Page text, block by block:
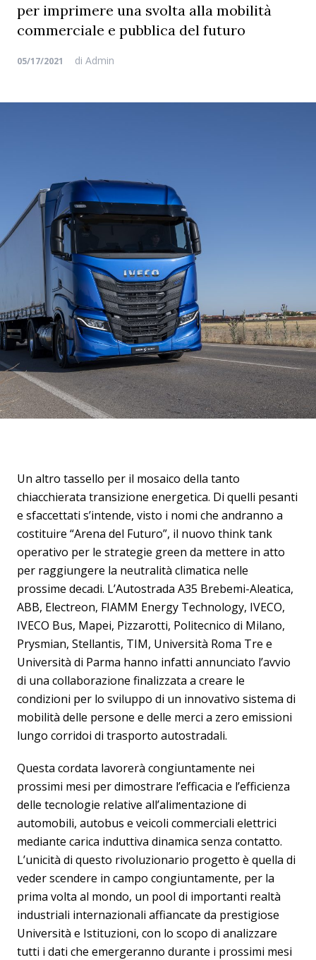
per imprimere una svolta alla mobilità
commerciale e pubblica del futuro
05/17/2021 di Admin
Un altro tassello per il mosaico della tanto
chiacchierata transizione energetica. Di quelli pesanti
e sfaccettati s’intende, visto i nomi che andranno a
costituire “Arena del Futuro”, il nuovo think tank
operativo per le strategie green da mettere in atto
per raggiungere la neutralità climatica nelle
prossime decadi. L’Autostrada A35 Brebemi-Aleatica,
ABB, Electreon, FIAMM Energy Technology, IVECO,
IVECO Bus, Mapei, Pizzarotti, Politecnico di Milano,
Prysmian, Stellantis, TIM, Università Roma Tre e
Università di Parma hanno infatti annunciato l’avvio
di una collaborazione finalizzata a creare le
condizioni per lo sviluppo di un innovativo sistema di
mobilità delle persone e delle merci a zero emissioni
lungo corridoi di trasporto autostradali.
Questa cordata lavorerà congiuntamente nei
prossimi mesi per dimostrare l’efficacia e l’efficienza
delle tecnologie relative all’alimentazione di
automobili, autobus e veicoli commerciali elettrici
mediante carica induttiva dinamica senza contatto.
L’unicità di questo rivoluzionario progetto è quella di
veder scendere in campo congiuntamente, per la
prima volta al mondo, un pool di importanti realtà
industriali internazionali affiancate da prestigiose
Università e Istituzioni, con lo scopo di analizzare
tutti i dati che emergeranno durante i prossimi mesi